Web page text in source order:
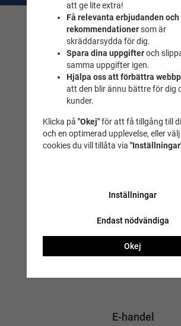
Kontakta oss
Frågor & svar
Maila till oss
Tel. 018-232525
Idrottsgatan 2
(Fyrishovs foajé)
Simbutiken lagerbutik
Öppettider
E-handel
att ge lite extra!
Få relevanta erbjudanden och
rekommendationersom är
skräddarsydda för dig.
Spara dina uppgifteroch
samma uppgifter igen.
Hjälpa oss att förbättra
att den blir ännu bättre för dig
kunder.
Klicka på "Okej"för att få tillgång till
och en optimerad upplevelse, eller
cookies du vill tillåta via
Inställningar
Endast nödvändiga
Okej